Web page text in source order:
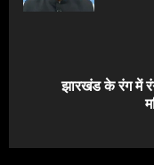
झारखंड के रंग में